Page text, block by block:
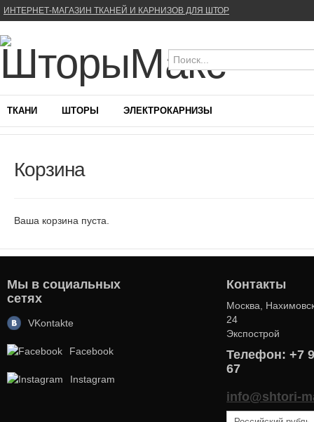
ИНТЕРНЕТ-МАГАЗИН ТКАНЕЙ И КАРНИЗОВ ДЛЯ ШТОР
ТКАНИ ШТОРЫ ЭЛЕКТРОКАРНИЗЫ
Корзина
Ваша корзина пуста.
Мы в социальных
сетях
VKontakte
Facebook
Instagram
Контакты
Москва,
24
Экспострой
Телефон: +7
67
info@shtori-